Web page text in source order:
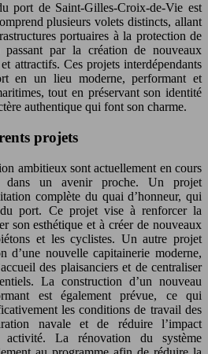
port de Saint-Gilles-Croix-de-Vie est
plusieurs volets distincts, allant
portuaires à la protection de
passant par la création de nouveaux
attractifs. Ces projets interdépendants
en un lieu moderne, performant et
tout en préservant son identité
authentique qui font son charme.
projets
ambitieux sont actuellement en cours
dans un avenir proche. Un projet
complète du quai d’honneur, qui
port. Ce projet vise à renforcer la
son esthétique et à créer de nouveaux
et les cyclistes. Un autre projet
d’une nouvelle capitainerie moderne,
des plaisanciers et de centraliser
La construction d’un nouveau
est également prévue, ce qui
les conditions de travail des
navale et de réduire l’impact
activité. La rénovation du système